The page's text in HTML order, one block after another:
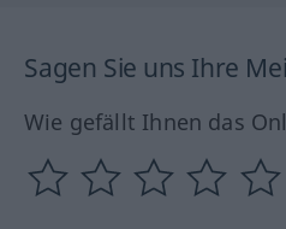
Sagen Sie uns Ihre
Wie gefällt Ihnen das